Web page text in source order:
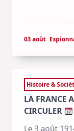
03 août
Histoire &
LA FRANCE
CIRCULER
Le 3 août